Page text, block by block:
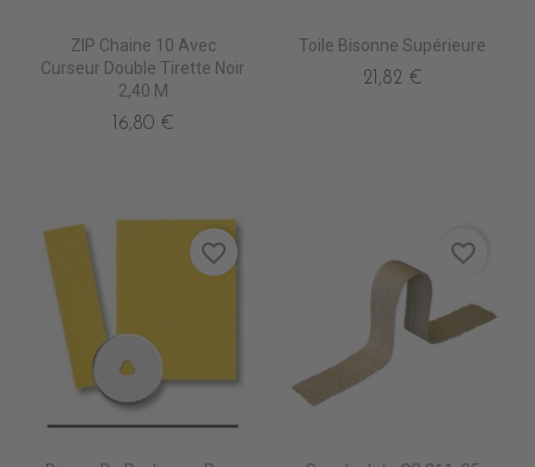
ZIP Chaine 10 Avec
Curseur Double Tirette Noir
2,40 M
16,80 €
Toile Bisonne Supérieure
21,82 €
favorite_border favorite_border